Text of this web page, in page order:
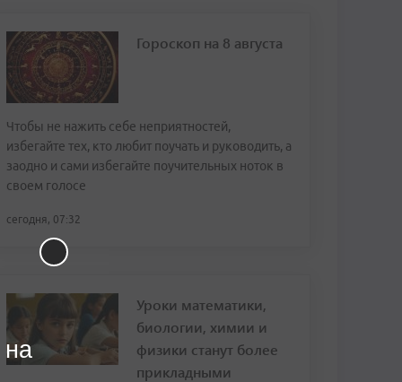
Гороскоп на 8 августа
Чтобы не нажить себе неприятностей,
избегайте тех, кто любит поучать и руководить, а
заодно и сами избегайте поучительных ноток в
своем голосе
сегодня, 07:32
Уроки математики,
биологии, химии и
физики станут более
прикладными